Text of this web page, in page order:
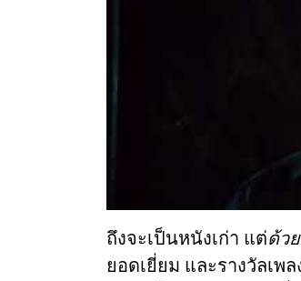
ถึงจะเป็นหนังเก่า แต่ด้ว
ยอดเยี่ยม และรางวัลเพ